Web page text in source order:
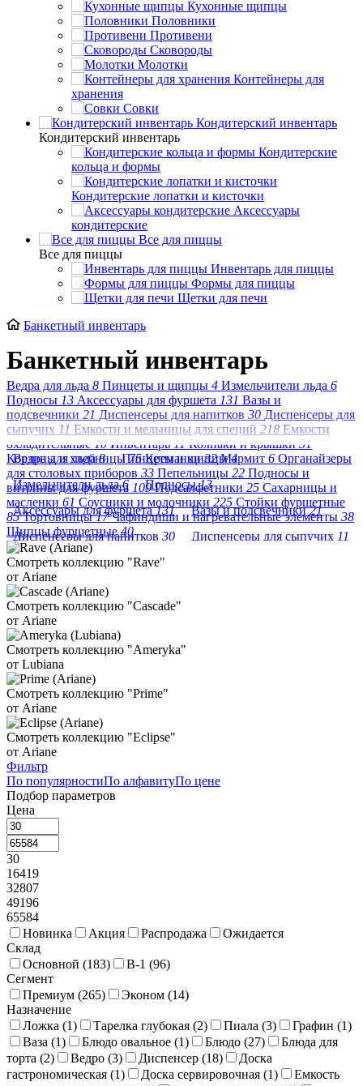
Кухонные щипцы
Половники
Противени
Сковороды
Молотки
Контейнеры для
хранения
Совки
Кондитерский инвентарь
Кондитерский инвентарь
Кондитерские
кольца и формы
Кондитерские лопатки и кисточки
Аксессуары
кондитерские
Все для пиццы
Все для пиццы
Инвентарь для пиццы
Формы для пиццы
Щетки для печи
Банкетный инвентарь
Банкетный инвентарь
Ведра для льда 8 Пинцеты и щипцы 4 Измельчители льда 6
Подносы 13 Аксессуары для фуршета 131 Вазы и
подсвечники 21 Диспенсеры для напитков 30 Диспенсеры для
сыпучих 11 Емкости и мельницы для специй 218 Емкости
охладительные
10 Инвентарь 11 Колпаки и крышки 31
Корзины и хлебницы 75 Креманки 32 Мармит 6 Органайзеры
для столовых приборов 33 Пепельницы 22 Подносы и
витрины для фуршета 109 Подсалфетники 25 Сахарницы и
масленки 61 Соусники и молочники 225 Стойки фуршетные
85 Тортовницы 17 Чафиндиши и нагревательные элементы 38
Щипцы фуршетные40
Ведра для льда 8 Пинцеты и щипцы 4
Измельчители льда 6 Подносы 13
Аксессуары для фуршета 131 Вазы и подсвечники 21
Диспенсеры для напитков 30 Диспенсеры для сыпучих 11
Емкости и мельницы для специй
Емкости охладительные
Колпаки и крышки
31 Корзины и хлебницы
Креманки 32 Мармит
Органайзеры для столовых приборов
Подносы и витрины для фуршета
Сахарницы и масленки
Стойки фуршетные
85 Тортовницы
Чафиндиши и нагревательные элементы
Щипцы фуршетные
Смотреть коллекцию "Rave"
от Ariane
Смотреть коллекцию "Cascade"
от Ariane
Смотреть коллекцию "Ameryka"
от Lubiana
Смотреть коллекцию "Prime"
от Ariane
Смотреть коллекцию "Eclipse"
от Ariane
Фильтр
По популярностиПо алфавитуПо цене
Подбор параметров
Цена
30
16419
32807
49196
65584
Новинка
Акция Распродажа
Ожидается
Склад
Основной (183) В-1 (96)
Сегмент
Премиум (265) Эконом (14)
Назначение
Ложка (1) Тарелка глубокая (2) Пиала (3) Графин (1)
Ваза (1) Блюдо овальное (1) Блюдо (27)
Блюда для
торта (2) Ведро (3) Диспенсер (18)
Доска
гастрономическая (1) Доска сервировочная (1)
Емкость